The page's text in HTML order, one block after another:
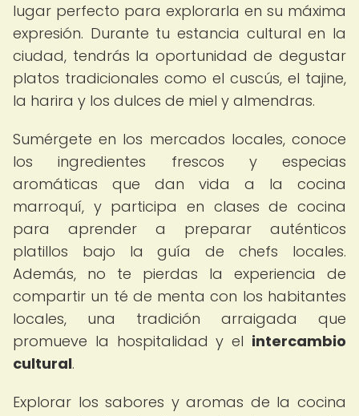
lugar perfecto para explorarla en su máxima
expresión. Durante tu estancia cultural en la
ciudad, tendrás la oportunidad de degustar
platos tradicionales como el cuscús, el tajine,
la harira y los dulces de miel y almendras.
Sumérgete en los mercados locales, conoce
los ingredientes frescos y especias
aromáticas que dan vida a la cocina
marroquí, y participa en clases de cocina
para aprender a preparar auténticos
platillos bajo la guía de chefs locales.
Además, no te pierdas la experiencia de
compartir un té de menta con los habitantes
locales, una tradición arraigada que
promueve la hospitalidad y el intercambio
cultural.
Explorar los sabores y aromas de la cocina